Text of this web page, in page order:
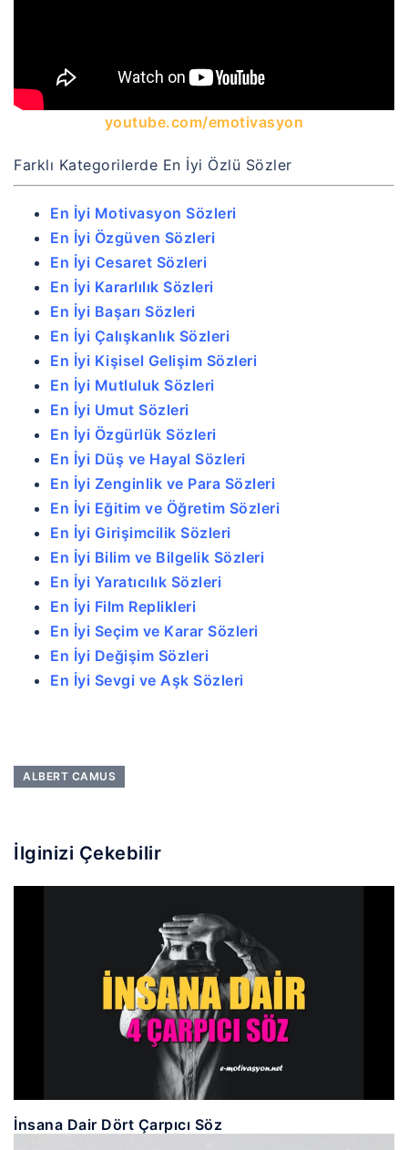
youtube.com/emotivasyon
Farklı Kategorilerde En İyi Özlü Sözler
En İyi Motivasyon Sözleri
En İyi Özgüven Sözleri
En İyi Cesaret Sözleri
En İyi Kararlılık Sözleri
En İyi Başarı Sözleri
En İyi Çalışkanlık Sözleri
En İyi Kişisel Gelişim Sözleri
En İyi Mutluluk Sözleri
En İyi Umut Sözleri
En İyi Özgürlük Sözleri
En İyi Düş ve Hayal Sözleri
En İyi Zenginlik ve Para Sözleri
En İyi Eğitim ve Öğretim Sözleri
En İyi Girişimcilik Sözleri
En İyi Bilim ve Bilgelik Sözleri
En İyi Yaratıcılık Sözleri
En İyi Film Replikleri
En İyi Seçim ve Karar Sözleri
En İyi Değişim Sözleri
En İyi Sevgi ve Aşk Sözleri
ALBERT CAMUS
İlginizi Çekebilir
İnsana Dair Dört Çarpıcı Söz